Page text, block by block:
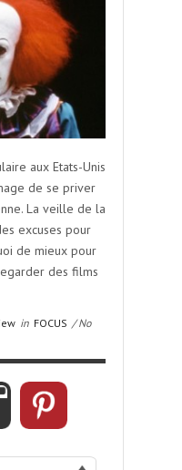
aux Etats-Unis
de se priver
La veille de la
excuses pour
de mieux pour
des films
in FOCUS / No